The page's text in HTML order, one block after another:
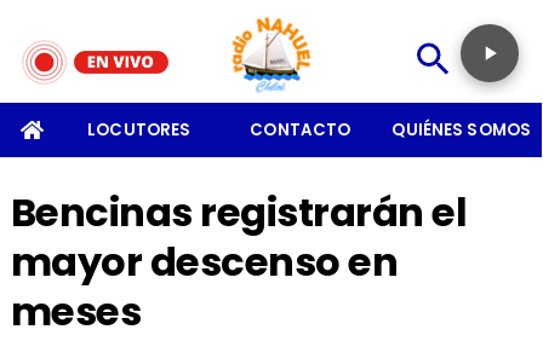
LOCUTORES CONTACTO QUIÉNES SOMOS
Bencinas registrarán el
mayor descenso en
meses